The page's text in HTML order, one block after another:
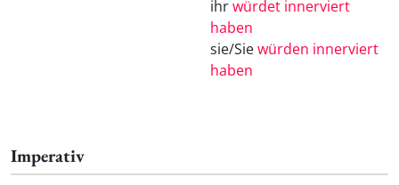
ihrwürdet innerviert
haben
sie/Siewürden innerviert
haben
Imperativ